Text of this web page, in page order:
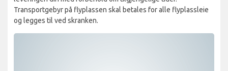
Transportgebyr på flyplassen skal betales for alle flyplassleie
og legges til ved skranken.